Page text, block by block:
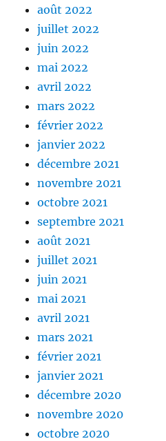
août 2022
juillet 2022
juin 2022
mai 2022
avril 2022
mars 2022
février 2022
janvier 2022
décembre 2021
novembre 2021
octobre 2021
septembre 2021
août 2021
juillet 2021
juin 2021
mai 2021
avril 2021
mars 2021
février 2021
janvier 2021
décembre 2020
novembre 2020
octobre 2020